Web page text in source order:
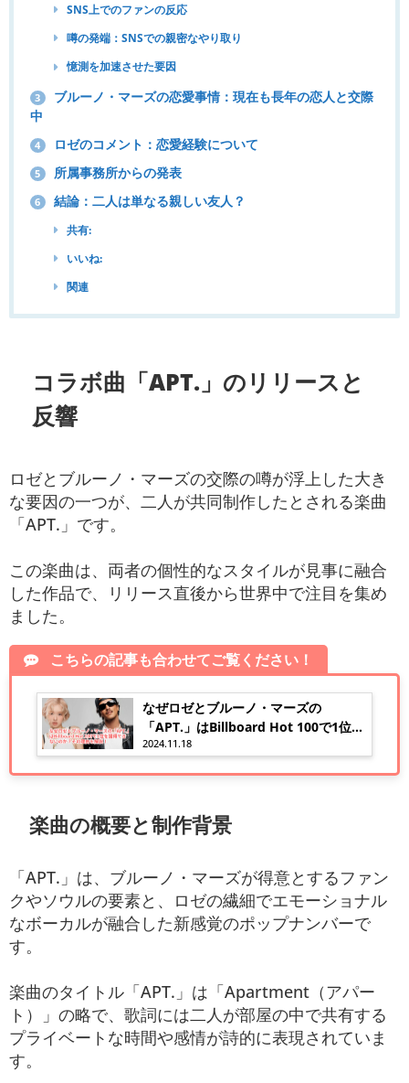
SNS上でのファンの反応
噂の発端：SNSでの親密なやり取り
憶測を加速させた要因
3
ブルーノ・マーズの恋愛事情：現在も長年の恋人と交際
中
4 ロゼのコメント：恋愛経験について
5 所属事務所からの発表
6 結論：二人は単なる親しい友人？
共有:
いいね:
関連
コラボ曲「APT.」のリリースと
反響
ロゼとブルーノ・マーズの交際の噂が浮上した大き
な要因の一つが、二人が共同制作したとされる楽曲
「APT.」です。
この楽曲は、両者の個性的なスタイルが見事に融合
した作品で、リリース直後から世界中で注目を集め
ました。
こちらの記事も合わせてご覧ください！
なぜロゼとブルーノ・マーズの
「APT.」はBillboard Hot 100で1位を
獲得できないのか？その理由を解説！
2024.11.18
楽曲の概要と制作背景
「APT.」は、ブルーノ・マーズが得意とするファン
クやソウルの要素と、ロゼの繊細でエモーショナル
なボーカルが融合した新感覚のポップナンバーで
す。
楽曲のタイトル「APT.」は「Apartment（アパー
ト）」の略で、歌詞には二人が部屋の中で共有する
プライベートな時間や感情が詩的に表現されていま
す。